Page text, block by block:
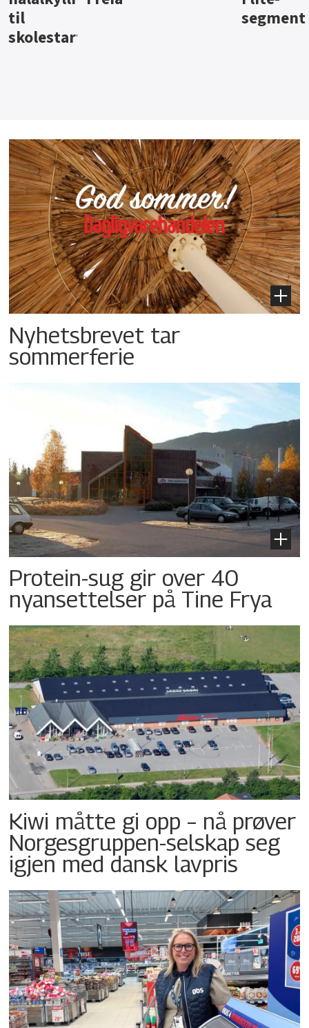
Nyhetsbrevet tar
sommerferie
Protein-sug gir over 40
nyansettelser på Tine Frya
Kiwi måtte gi opp – nå prøver
Norgesgruppen-selskap seg
igjen med dansk lavpris